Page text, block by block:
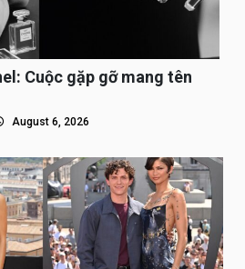
Cuộc gặp gỡ mang tên
August 6, 2026